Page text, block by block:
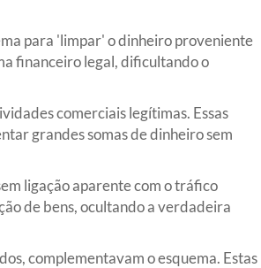
para 'limpar' o dinheiro proveniente
financeiro legal, dificultando o
comerciais legítimas. Essas
grandes somas de dinheiro sem
ligação aparente com o tráfico
de bens, ocultando a verdadeira
complementavam o esquema. Estas